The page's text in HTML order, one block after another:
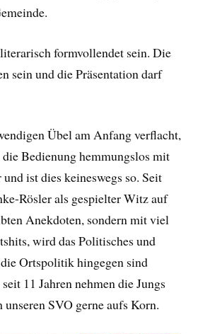
formvollendet sein. Die
sein und die Präsentation darf
Übel am Anfang verflacht,
Bedienung hemmungslos mit
ist dies keineswegs so. Seit
Rösler als gespielter Witz auf
Anekdoten, sondern mit viel
wird das Politisches und
Ortspolitik hingegen sind
11 Jahren nehmen die Jungs
SVO gerne aufs Korn.